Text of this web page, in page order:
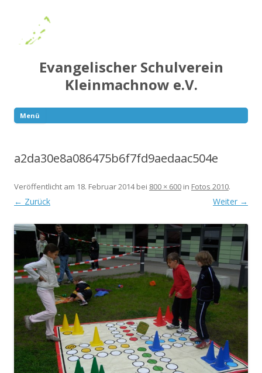
Evangelischer Schulverein
Kleinmachnow e.V.
Menü
a2da30e8a086475b6f7fd9aedaac504e
Veröffentlicht am 18. Februar 2014bei 800 × 600 in Fotos 2010.
← Zurück Weiter →